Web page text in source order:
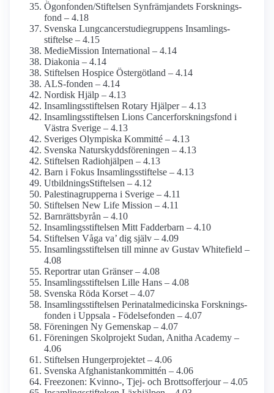
Ögonfonden/­Stiftelsen Synfrämjandets Forsknings­
fond – 4.18
Svenska Lungcancerstudie­gruppens Insamlings­
stiftelse – 4.15
MedieMission International – 4.14
Diakonia – 4.14
Stiftelsen Hospice Östergötland – 4.14
ALS-fonden – 4.14
Nordisk Hjälp – 4.13
Insamlings­stiftelsen Rotary Hjälper – 4.13
Insamlings­stiftelsen Lions Cancerforsknings­fond i
Västra Sverige – 4.13
Sveriges Olympiska Kommitté – 4.13
Svenska Naturskydds­föreningen – 4.13
Stiftelsen Radiohjälpen – 4.13
Barn i Fokus Insamlings­stiftelse – 4.13
UtbildningsStiftelsen – 4.12
Palestina­grupperna i Sverige – 4.11
Stiftelsen New Life Mission – 4.11
Barnrättsbyrån – 4.10
Insamlings­stiftelsen Mitt Fadderbarn – 4.10
Stiftelsen Våga va’ dig själv – 4.09
Insamlings­stiftelsen till minne av Gustav Whitefield –
4.08
Reportrar utan Gränser – 4.08
Insamlings­stiftelsen Lille Hans – 4.08
Svenska Röda Korset – 4.07
Insamlings­stiftelsen Perinatal­medicinska Forsknings­
fonden i Uppsala - Födelsefonden – 4.07
Föreningen Ny Gemenskap – 4.07
Föreningen Skolprojekt Sudan, Anitha Academy –
4.06
Stiftelsen Hungerprojektet – 4.06
Svenska Afghanistan­kommittén – 4.06
Freezonen: Kvinno-, Tjej- och Brottsofferjour – 4.05